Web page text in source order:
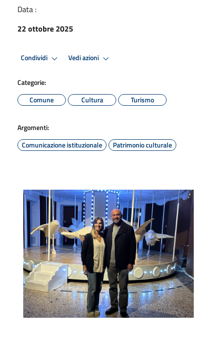
Data :
22 ottobre 2025
Condividi Vedi azioni
Categorie:
Comune
Cultura Turismo
Argomenti:
Comunicazione istituzionale
Patrimonio culturale